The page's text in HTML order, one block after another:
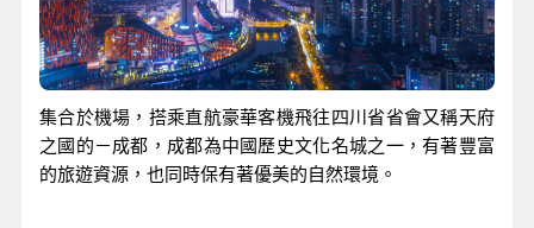
集合於機場，搭乘直航豪華客機飛往四川省省會又稱天府
之國的－成都，成都為中國歷史文化名城之一，有著豐富
的旅遊資源，也同時保有著優美的自然環境。